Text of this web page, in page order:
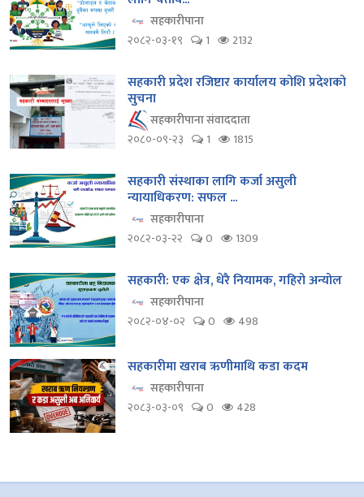
सहकारीपाना
२०८२-०३-१९
1 2132
सहकारी प्रदेश रजिष्टार कार्यालय कोशि प्रदेशको
सुचना
सहकारीपाना संवाददाता
२०८०-०९-२३
1 1815
सहकारी संस्थाका लागि कर्जा असुली
न्यायाधिकरण: सफल ...
सहकारीपाना
२०८२-०३-२२
0 1309
सहकारी: एक क्षेत्र, धेरै नियामक, गहिरो अन्योल
सहकारीपाना
२०८२-०४-०२
0 498
सहकारीमा खराब ऋणीमाथि कडा कदम
सहकारीपाना
२०८३-०३-०९
0 428